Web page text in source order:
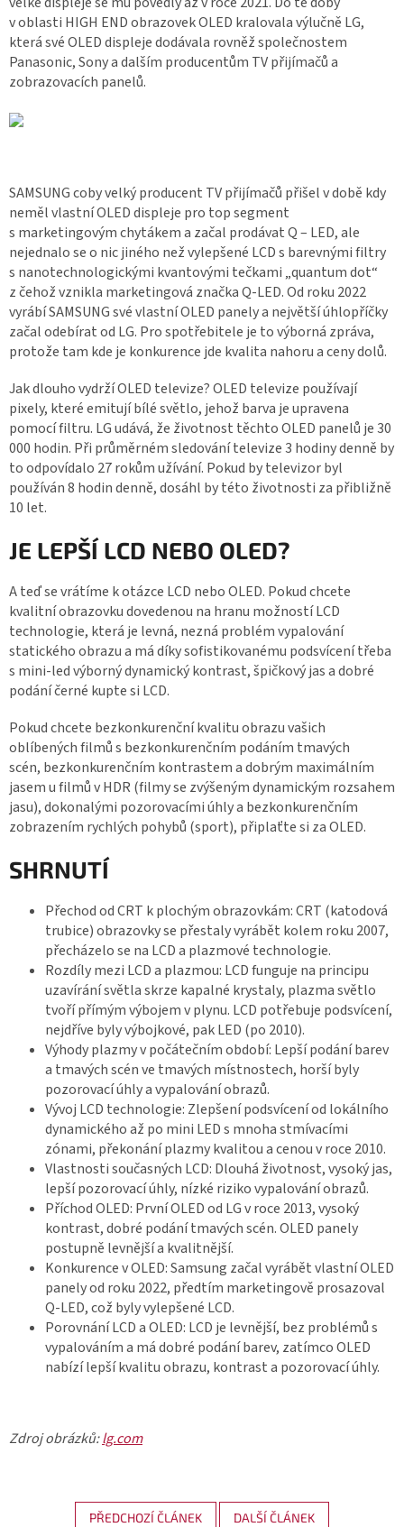
v oblasti HIGH END obrazovek OLED kralovala výlučně LG,
která své OLED displeje dodávala rovněž společnostem
Panasonic, Sony a dalším producentům TV přijímačů a
zobrazovacích panelů.
SAMSUNG coby velký producent TV přijímačů přišel v době kdy
neměl vlastní OLED displeje pro top segment
s marketingovým chytákem a začal prodávat Q – LED, ale
nejednalo se o nic jiného než vylepšené LCD s barevnými filtry
s nanotechnologickými kvantovými tečkami „quantum dot“
z čehož vznikla marketingová značka Q-LED. Od roku 2022
vyrábí SAMSUNG své vlastní OLED panely a největší úhlopříčky
začal odebírat od LG. Pro spotřebitele je to výborná zpráva,
protože tam kde je konkurence jde kvalita nahoru a ceny dolů.
Jak dlouho vydrží OLED televize? OLED televize používají
pixely, které emitují bílé světlo, jehož barva je upravena
pomocí filtru. LG udává, že životnost těchto OLED panelů je 30
000 hodin. Při průměrném sledování televize 3 hodiny denně by
to odpovídalo 27 rokům užívání. Pokud by televizor byl
používán 8 hodin denně, dosáhl by této životnosti za přibližně
10 let.
JE LEPŠÍ LCD NEBO OLED?
A teď se vrátíme k otázce LCD nebo OLED. Pokud chcete
kvalitní obrazovku dovedenou na hranu možností LCD
technologie, která je levná, nezná problém vypalování
statického obrazu a má díky sofistikovanému podsvícení třeba
s mini-led výborný dynamický kontrast, špičkový jas a dobré
podání černé kupte si LCD.
Pokud chcete bezkonkurenční kvalitu obrazu vašich
oblíbených filmů s bezkonkurenčním podáním tmavých
scén, bezkonkurenčním kontrastem a dobrým maximálním
jasem u filmů v HDR (filmy se zvýšeným dynamickým rozsahem
jasu), dokonalými pozorovacími úhly a bezkonkurenčním
zobrazením rychlých pohybů (sport), připlaťte si za OLED.
SHRNUTÍ
Přechod od CRT k plochým obrazovkám: CRT (katodová
trubice) obrazovky se přestaly vyrábět kolem roku 2007,
přecházelo se na LCD a plazmové technologie.
Rozdíly mezi LCD a plazmou: LCD funguje na principu
uzavírání světla skrze kapalné krystaly, plazma světlo
tvoří přímým výbojem v plynu. LCD potřebuje podsvícení,
nejdříve byly výbojkové, pak LED (po 2010).
Výhody plazmy v počátečním období: Lepší podání barev
a tmavých scén ve tmavých místnostech, horší byly
pozorovací úhly a vypalování obrazů.
Vývoj LCD technologie: Zlepšení podsvícení od lokálního
dynamického až po mini LED s mnoha stmívacími
zónami, překonání plazmy kvalitou a cenou v roce 2010.
Vlastnosti současných LCD: Dlouhá životnost, vysoký jas,
lepší pozorovací úhly, nízké riziko vypalování obrazů.
Příchod OLED: První OLED od LG v roce 2013, vysoký
kontrast, dobré podání tmavých scén. OLED panely
postupně levnější a kvalitnější.
Konkurence v OLED: Samsung začal vyrábět vlastní OLED
panely od roku 2022, předtím marketingově prosazoval
Q-LED, což byly vylepšené LCD.
Porovnání LCD a OLED: LCD je levnější, bez problémů s
vypalováním a má dobré podání barev, zatímco OLED
nabízí lepší kvalitu obrazu, kontrast a pozorovací úhly.
Zdroj obrázků:lg.com
PŘEDCHOZÍ ČLÁNEK DALŠÍ ČLÁNEK